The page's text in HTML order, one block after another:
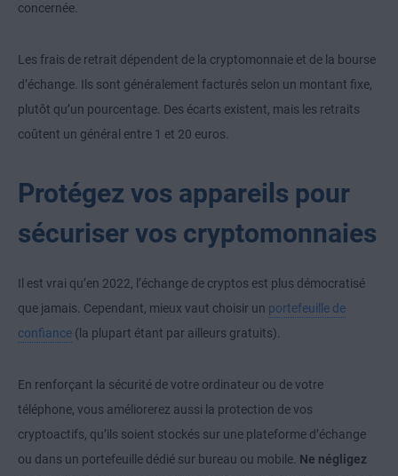
concernée.
Les frais de retrait dépendent de la cryptomonnaie et de la bourse
d’échange. Ils sont généralement facturés selon un montant fixe,
plutôt qu’un pourcentage. Des écarts existent, mais les retraits
coûtent un général entre 1 et 20 euros.
Protégez vos appareils pour
sécuriser vos cryptomonnaies
Il est vrai qu’en 2022, l’échange de cryptos est plus démocratisé
que jamais. Cependant, mieux vaut choisir un portefeuille de
confiance (la plupart étant par ailleurs gratuits).
En renforçant la sécurité de votre ordinateur ou de votre
téléphone, vous améliorerez aussi la protection de vos
cryptoactifs, qu’ils soient stockés sur une plateforme d’échange
ou dans un portefeuille dédié sur bureau ou mobile. Ne négligez